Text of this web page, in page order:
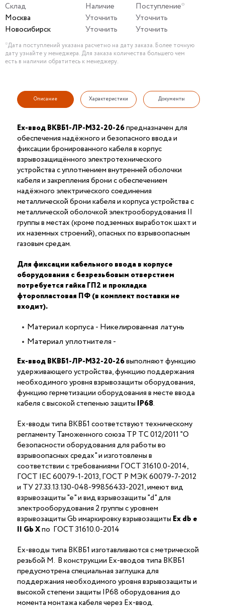
Склад Наличие
Поступление*
Москва
Уточнить
Уточнить
Новосибирск
Уточнить Уточнить
*Дата поступлений указана расчетно на дату заказа. Более точную
дату узнайте у менеджера. Для заказа количества большего чем
есть в наличии обратитесь к менеджеру.
Описание Характеристики Документы
Ех-ввод ВКВБ1-ЛР-M32-20-26предназначен для
обеспечения надёжного и безопасного ввода и
фиксации бронированного кабеля в корпус
взрывозащищённого электротехнического
устройства с уплотнением внутренней оболочки
кабеля и закрепления брони с обеспечением
надёжного электрического соединения
металлической брони кабеля и корпуса устройства c
металлической оболочкой электрооборудования II
группы в местах (кроме подземных выработок шахт и
их наземных строений), опасных по взрывоопасным
газовым средам.
Для фиксации кабельного ввода в корпусе
оборудования с безрезьбовым отверстием
потребуется гайка ГП2 и прокладка
фторопластовая ПФ (в комплект поставки не
входит).
Материал корпуса - Никелированная латунь
Материал уплотнителя -
Ех-ввод ВКВБ1-ЛР-M32-20-26выполняют функцию
удерживающего устройства, функцию поддержания
необходимого уровня взрывозащиты оборудования,
функцию герметизации оборудования в месте ввода
кабеля с высокой степенью защиты IP68.
Ex-вводы типа ВКВБ1 соответствуют техническому
регламенту Таможенного союза ТР ТС 012/2011 "О
безопасности оборудования для работы во
взрывоопасных средах" и изготовлены в
соответствии с требованиями ГОСТ 31610.0-2014,
ГОСТ IEC 60079-1-2013, ГОСТ Р МЭК 60079-7-2012
и ТУ 27.33.13.130-048-99856433-2021, имеют вид
взрывозащиты "е" и вид взрывозащиты "d" для
электрооборудования 2 группы с уровнем
взрывозащиты Gb имаркировку взрывозащиты Ехdb е
II Gb Xпо ГОСТ 31610.0-2014
Ex-вводы типа ВКВБ1 изготавливаются с метрической
резьбой M. В конструкции Ex-вводов типа ВКВБ1
предусмотрена специальная заглушка для
поддержания необходимого уровня взрывозащиты и
высокой степени защиты IP68 оборудования до
момента монтажа кабеля через Ex-ввод.